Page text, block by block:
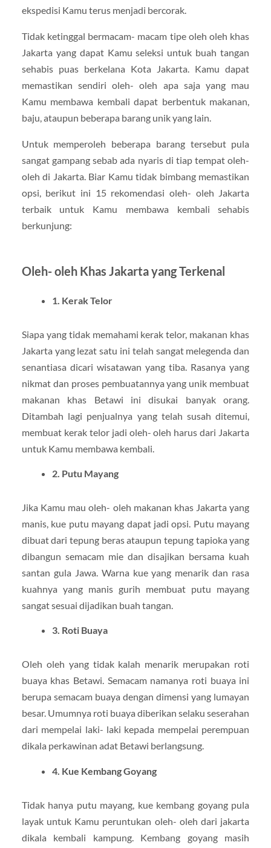
ekspedisi Kamu terus menjadi bercorak.
Tidak ketinggal bermacam- macam tipe oleh oleh khas
Jakarta yang dapat Kamu seleksi untuk buah tangan
sehabis puas berkelana Kota Jakarta. Kamu dapat
memastikan sendiri oleh- oleh apa saja yang mau
Kamu membawa kembali dapat berbentuk makanan,
baju, ataupun beberapa barang unik yang lain.
Untuk memperoleh beberapa barang tersebut pula
sangat gampang sebab ada nyaris di tiap tempat oleh-
oleh di Jakarta. Biar Kamu tidak bimbang memastikan
opsi, berikut ini 15 rekomendasi oleh- oleh Jakarta
terbaik untuk Kamu membawa kembali sehabis
berkunjung:
Oleh- oleh Khas Jakarta yang Terkenal
1. Kerak Telor
Siapa yang tidak memahami kerak telor, makanan khas
Jakarta yang lezat satu ini telah sangat melegenda dan
senantiasa dicari wisatawan yang tiba. Rasanya yang
nikmat dan proses pembuatannya yang unik membuat
makanan khas Betawi ini disukai banyak orang.
Ditambah lagi penjualnya yang telah susah ditemui,
membuat kerak telor jadi oleh- oleh harus dari Jakarta
untuk Kamu membawa kembali.
2. Putu Mayang
Jika Kamu mau oleh- oleh makanan khas Jakarta yang
manis, kue putu mayang dapat jadi opsi. Putu mayang
dibuat dari tepung beras ataupun tepung tapioka yang
dibangun semacam mie dan disajikan bersama kuah
santan gula Jawa. Warna kue yang menarik dan rasa
kuahnya yang manis gurih membuat putu mayang
sangat sesuai dijadikan buah tangan.
3. Roti Buaya
Oleh oleh yang tidak kalah menarik merupakan roti
buaya khas Betawi. Semacam namanya roti buaya ini
berupa semacam buaya dengan dimensi yang lumayan
besar. Umumnya roti buaya diberikan selaku seserahan
dari mempelai laki- laki kepada mempelai perempuan
dikala perkawinan adat Betawi berlangsung.
4. Kue Kembang Goyang
Tidak hanya putu mayang, kue kembang goyang pula
layak untuk Kamu peruntukan oleh- oleh dari jakarta
dikala kembali kampung. Kembang goyang masih